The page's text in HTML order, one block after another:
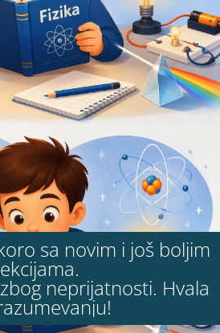
sa novim i još boljim
neprijatnosti. Hvala